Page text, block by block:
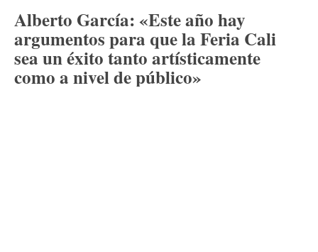
Alberto García: «Este año hay
argumentos para que la Feria Cali
sea un éxito tanto artísticamente
como a nivel de público»